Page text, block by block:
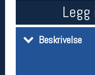
Beskrivelse
Kontakt oss